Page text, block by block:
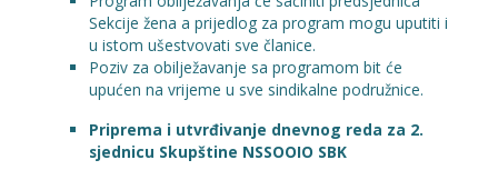
Sekcije žena a prijedlog za program mogu uputiti i
u istom ušestvovati sve članice.
Poziv za obilježavanje sa programom bit će
upućen na vrijeme u sve sindikalne podružnice.
Priprema i utvrđivanje dnevnog reda za 2.
sjednicu Skupštine NSSOOIO SBK